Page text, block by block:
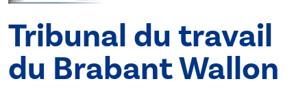
Tribunal du travail
du Brabant Wallon